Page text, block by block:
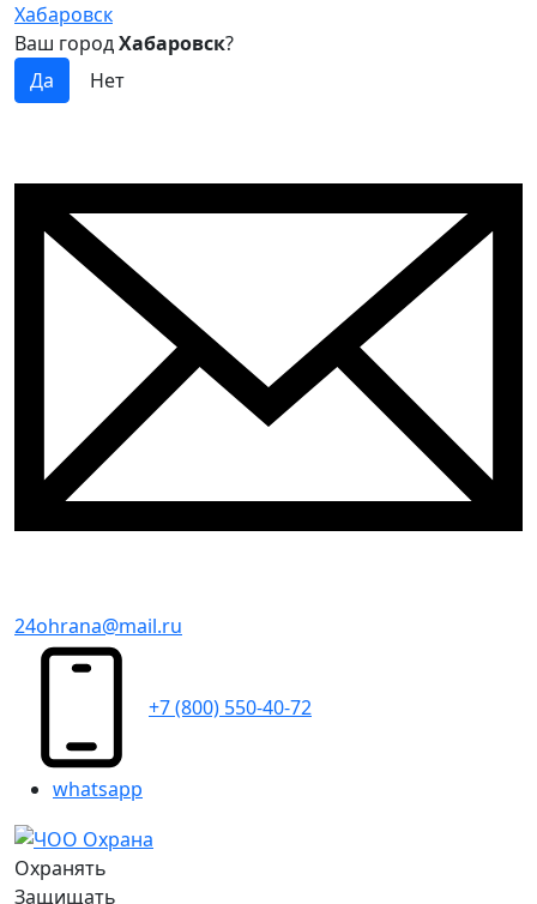
Хабаровск
Ваш городХабаровск?
24ohrana@mail.ru
+7 (800) 550-40-72
whatsapp
Охранять
Защищать